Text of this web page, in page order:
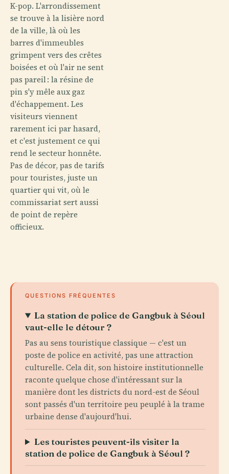
K-pop. L'arrondissement
se trouve à la lisière nord
de la ville, là où les
barres d'immeubles
grimpent vers des crêtes
boisées et où l'air ne sent
pas pareil : la résine de
pin s'y mêle aux gaz
d'échappement. Les
visiteurs viennent
rarement ici par hasard,
et c'est justement ce qui
rend le secteur honnête.
Pas de décor, pas de tarifs
pour touristes, juste un
quartier qui vit, où le
commissariat sert aussi
de point de repère
officieux.
QUESTIONS FRÉQUENTES
La station de police de Gangbuk à Séoul
vaut-elle le détour ?
Pas au sens touristique classique — c'est un
poste de police en activité, pas une attraction
culturelle. Cela dit, son histoire institutionnelle
raconte quelque chose d'intéressant sur la
manière dont les districts du nord-est de Séoul
sont passés d'un territoire peu peuplé à la trame
urbaine dense d'aujourd'hui.
Les touristes peuvent-ils visiter la
station de police de Gangbuk à Séoul ?